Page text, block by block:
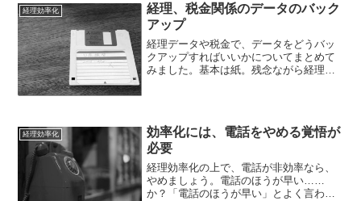
経理効率化
経理、税金関係のデータのバック
アップ
経理データや税金で、データをどうバッ
クアップすればいいかについてまとめて
みました。基本は紙。残念ながら経理関
ません。バックアップする...
経理効率化
効率化には、電話をやめる覚悟が
必要
経理効率化の上で、電話が非効率なら、
やめましょう。電話のほうが早い……
か？「電話のほうが早い」とよく言われ